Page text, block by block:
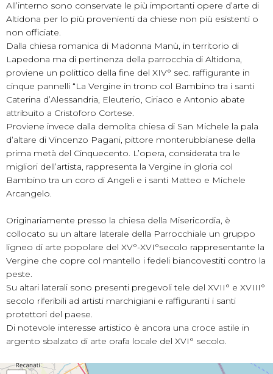
All’interno sono conservate le più importanti opere d’arte di
Altidona per lo più provenienti da chiese non più esistenti o
non officiate.
Dalla chiesa romanica di Madonna Manù, in territorio di
Lapedona ma di pertinenza della parrocchia di Altidona,
proviene un polittico della fine del XIV° sec. raffigurante in
cinque pannelli “La Vergine in trono col Bambino tra i santi
Caterina d’Alessandria, Eleuterio, Ciriaco e Antonio abate
attribuito a Cristoforo Cortese.
Proviene invece dalla demolita chiesa di San Michele la pala
d’altare di Vincenzo Pagani, pittore monterubbianese della
prima metà del Cinquecento. L’opera, considerata tra le
migliori dell’artista, rappresenta la Vergine in gloria col
Bambino tra un coro di Angeli e i santi Matteo e Michele
Arcangelo.
Originariamente presso la chiesa della Misericordia, è
collocato su un altare laterale della Parrocchiale un gruppo
ligneo di arte popolare del XV°-XVI°secolo rappresentante la
Vergine che copre col mantello i fedeli biancovestiti contro la
peste.
Su altari laterali sono presenti pregevoli tele del XVII° e XVIII°
secolo riferibili ad artisti marchigiani e raffiguranti i santi
protettori del paese.
Di notevole interesse artistico è ancora una croce astile in
argento sbalzato di arte orafa locale del XVI° secolo.